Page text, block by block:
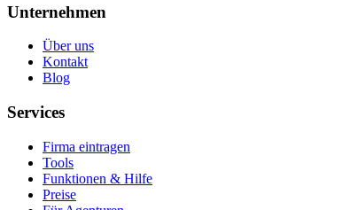
Unternehmen
Über uns
Kontakt
Blog
Services
Firma eintragen
Tools
Funktionen & Hilfe
Preise